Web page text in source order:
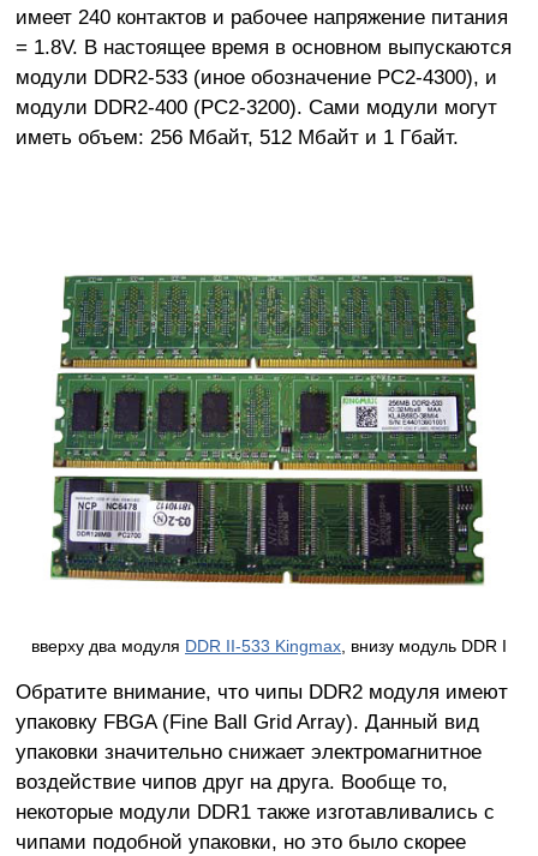
имеет 240 контактов и рабочее напряжение питания
= 1.8V. В настоящее время в основном выпускаются
модули DDR2-533 (иное обозначение PC2-4300), и
модули DDR2-400 (PC2-3200). Сами модули могут
иметь объем: 256 Мбайт, 512 Мбайт и 1 Гбайт.
вверху два модуля DDR II-533 Kingmax, внизу модуль DDR I
Обратите внимание, что чипы DDR2 модуля имеют
упаковку FBGA (Fine Ball Grid Array). Данный вид
упаковки значительно снижает электромагнитное
воздействие чипов друг на друга. Вообще то,
некоторые модули DDR1 также изготавливались с
чипами подобной упаковки, но это было скорее